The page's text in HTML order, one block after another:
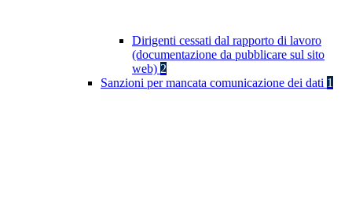
Dirigenti cessati dal rapporto di lavoro
(documentazione da pubblicare sul sito
web) 2
Sanzioni per mancata comunicazione dei dati 1